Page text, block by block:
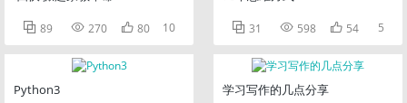
 89  270  80 10
Python3
 31  598  54 5
学习写作的几点分享